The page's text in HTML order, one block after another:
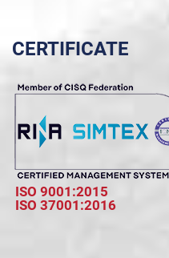
CERTIFICATE
ISO 9001:2015
ISO 37001:2016